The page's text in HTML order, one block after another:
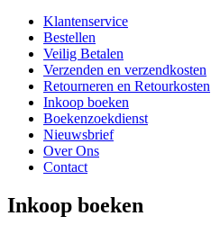
Klantenservice
Bestellen
Veilig Betalen
Verzenden en verzendkosten
Retourneren en Retourkosten
Inkoop boeken
Boekenzoekdienst
Nieuwsbrief
Over Ons
Contact
Inkoop boeken